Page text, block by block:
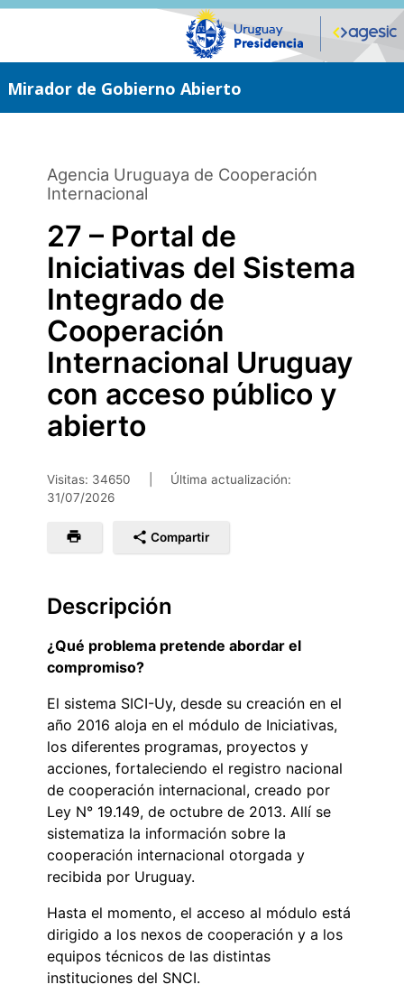
Saltar
Mirador de Gobierno Abierto
Agencia Uruguaya de Cooperación
Internacional
27 – Portal de
Iniciativas del Sistema
Integrado de
Cooperación
Internacional Uruguay
con acceso público y
abierto
Visitas: 34650
Última actualización:
31/07/2026
Compartir
Descripción
¿Qué problema pretende abordar el
compromiso?
El sistema SICI-Uy, desde su creación en el
año 2016 aloja en el módulo de Iniciativas,
los diferentes programas, proyectos y
acciones, fortaleciendo el registro nacional
de cooperación internacional, creado por
Ley N° 19.149, de octubre de 2013. Allí se
sistematiza la información sobre la
cooperación internacional otorgada y
recibida por Uruguay.
Hasta el momento, el acceso al módulo está
dirigido a los nexos de cooperación y a los
equipos técnicos de las distintas
instituciones del SNCI.